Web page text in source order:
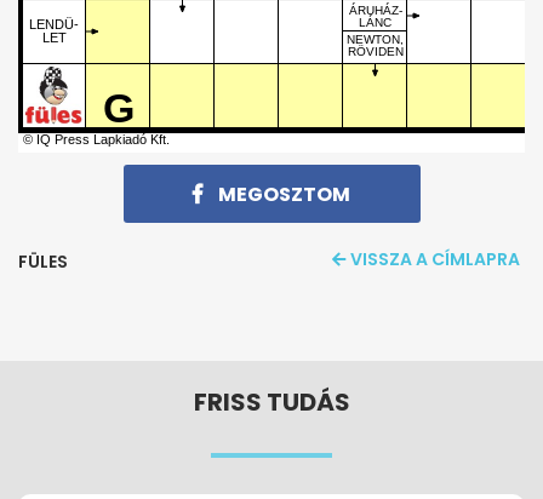
LENDÜ-
LET
G
ÁRUHÁZ-
LÁNC
NEWTON,
RÖVIDEN
© IQ Press Lapkiadó Kft.
MEGOSZTOM
FÜLES VISSZA A CÍMLAPRA
FRISS TUDÁS